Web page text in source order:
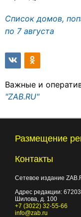
Список домов,
по 7 августа
Важные и
"ZAB.RU"
Размещение
Контакты
Сетевое издание
Адрес редакции:
Шилова, д. 100
+7 (3022) 32-55-66
info@zab.ru